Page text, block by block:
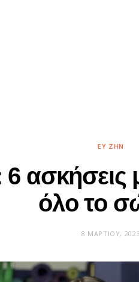
ΕΥ ΖΗΝ
6 ασκήσεις
όλο το
8 ΜΑΡΤΊΟΥ, 2023